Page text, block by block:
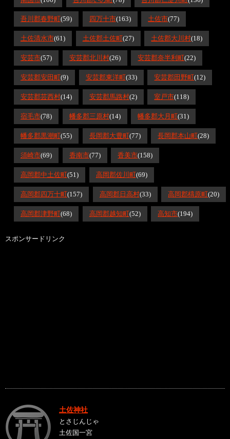
吾川郡春野町(59) 四万十市(163) 土佐市(77)
土佐清水市(61) 土佐郡土佐町(27) 土佐郡大川村(18)
安芸市(57) 安芸郡北川村(26) 安芸郡奈半利町(22)
安芸郡安田町(9) 安芸郡東洋町(33) 安芸郡田野町(12)
安芸郡芸西村(14) 安芸郡馬路村(2) 室戸市(118)
宿毛市(78) 幡多郡三原村(14) 幡多郡大月町(31)
幡多郡黒潮町(55) 長岡郡大豊町(77) 長岡郡本山町(28)
須崎市(69) 香南市(77) 香美市(158)
高岡郡中土佐町(51) 高岡郡佐川町(69)
高岡郡四万十町(157) 高岡郡日高村(33) 高岡郡檮原町(20)
高岡郡津野町(68) 高岡郡越知町(52) 高知市(194)
スポンサードリンク
土佐神社
とさじんじゃ
土佐国一宮